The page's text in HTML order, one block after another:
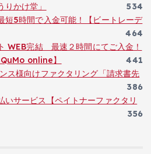
かけ堂」
534
短5時間で入金可能！【ビートレーデ
464
WEB完結 最速２時間にてご入金！
online】
441
ス様向けファクタリング「請求書先
386
いサービス【ペイトナーファクタリ
356